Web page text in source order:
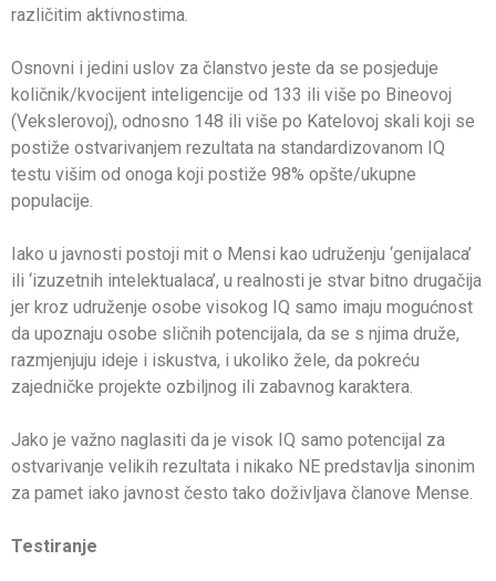
različitim aktivnostima.
Osnovni i jedini uslov za članstvo jeste da se posjeduje
količnik/kvocijent inteligencije od 133 ili više po Bineovoj
(Vekslerovoj), odnosno 148 ili više po Katelovoj skali koji se
postiže ostvarivanjem rezultata na standardizovanom IQ
testu višim od onoga koji postiže 98% opšte/ukupne
populacije.
Iako u javnosti postoji mit o Mensi kao udruženju ‘genijalaca’
ili ‘izuzetnih intelektualaca’, u realnosti je stvar bitno drugačija
jer kroz udruženje osobe visokog IQ samo imaju mogućnost
da upoznaju osobe sličnih potencijala, da se s njima druže,
razmjenjuju ideje i iskustva, i ukoliko žele, da pokreću
zajedničke projekte ozbiljnog ili zabavnog karaktera.
Jako je važno naglasiti da je visok IQ samo potencijal za
ostvarivanje velikih rezultata i nikako NE predstavlja sinonim
za pamet iako javnost često tako doživljava članove Mense.
Testiranje